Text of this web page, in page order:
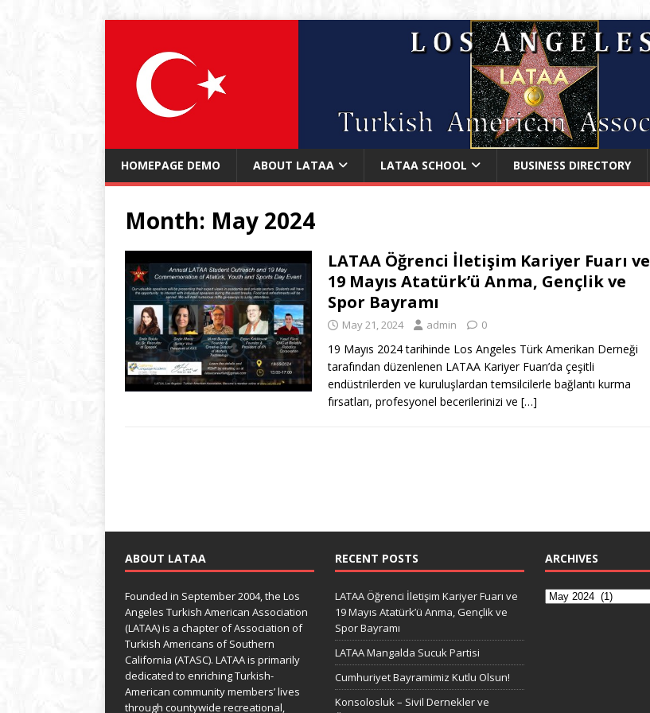
HOMEPAGE DEMO ABOUT LATAA LATAA SCHOOL BUSINESS DIRECTORY
Month: May 2024
LATAA Öğrenci İletişim Kariyer Fuarı ve
19 Mayıs Atatürk’ü Anma, Gençlik ve
Spor Bayramı
May 21, 2024 admin 0
19 Mayıs 2024 tarihinde Los Angeles Türk Amerikan Derneği
tarafından düzenlenen LATAA Kariyer Fuarı’da çeşitli
endüstrilerden ve kuruluşlardan temsilcilerle bağlantı kurma
fırsatları, profesyonel becerilerinizi ve […]
ABOUT LATAA
Founded in September 2004, the Los
Angeles Turkish American Association
(LATAA) is a chapter of Association of
Turkish Americans of Southern
California (ATASC). LATAA is primarily
dedicated to enriching Turkish-
American community members’ lives
through countywide recreational,
RECENT POSTS
LATAA Öğrenci İletişim Kariyer Fuarı ve
19 Mayıs Atatürk’ü Anma, Gençlik ve
Spor Bayramı
LATAA Mangalda Sucuk Partisi
Cumhuriyet Bayramimiz Kutlu Olsun!
Konsolosluk – Sivil Dernekler ve
ARCHIVES